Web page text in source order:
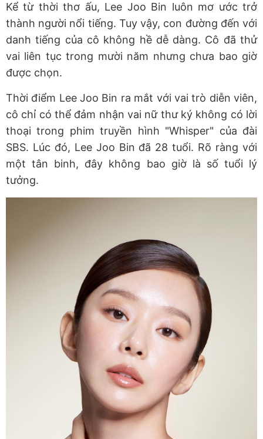
Kể từ thời thơ ấu, Lee Joo Bin luôn mơ ước trở
thành người nổi tiếng. Tuy vậy, con đường đến với
danh tiếng của cô không hề dễ dàng. Cô đã thử
vai liên tục trong mười năm nhưng chưa bao giờ
được chọn.
Thời điểm Lee Joo Bin ra mắt với vai trò diễn viên,
cô chỉ có thể đảm nhận vai nữ thư ký không có lời
thoại trong phim truyền hình "Whisper" của đài
SBS. Lúc đó, Lee Joo Bin đã 28 tuổi. Rõ ràng với
một tân binh, đây không bao giờ là số tuổi lý
tưởng.